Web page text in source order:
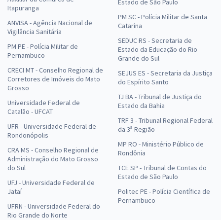
Itapuranga
ANVISA - Agência Nacional de
Vigilância Sanitária
PM PE - Polícia Militar de
Pernambuco
CRECI MT - Conselho Regional de
Corretores de Imóveis do Mato
Grosso
Universidade Federal de
Catalão - UFCAT
UFR - Universidade Federal de
Rondonópolis
CRA MS - Conselho Regional de
Administração do Mato Grosso
do Sul
UFJ - Universidade Federal de
Jataí
UFRN - Universidade Federal do
Rio Grande do Norte
Estado de São Paulo
PM SC - Polícia Militar de Santa
Catarina
SEDUC RS - Secretaria de
Estado da Educação do Rio
Grande do Sul
SEJUS ES - Secretaria da Justiça
do Espírito Santo
TJ BA - Tribunal de Justiça do
Estado da Bahia
TRF 3 - Tribunal Regional Federal
da 3ª Região
MP RO - Ministério Público de
Rondônia
TCE SP - Tribunal de Contas do
Estado de São Paulo
Politec PE - Polícia Científica de
Pernambuco